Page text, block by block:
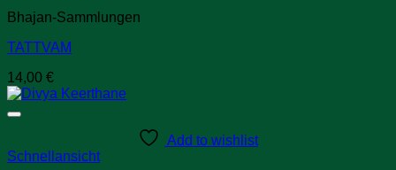
Bhajan-Sammlungen
TATTVAM
14,00 €
Add to wishlist
Schnellansicht